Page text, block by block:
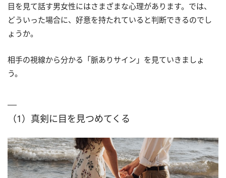
目を見て話す男女性にはさまざまな心理があります。では、
どういった場合に、好意を持たれていると判断できるのでし
ょうか。
相手の視線から分かる「脈ありサイン」を見ていきましょ
う。
（1）真剣に目を見つめてくる